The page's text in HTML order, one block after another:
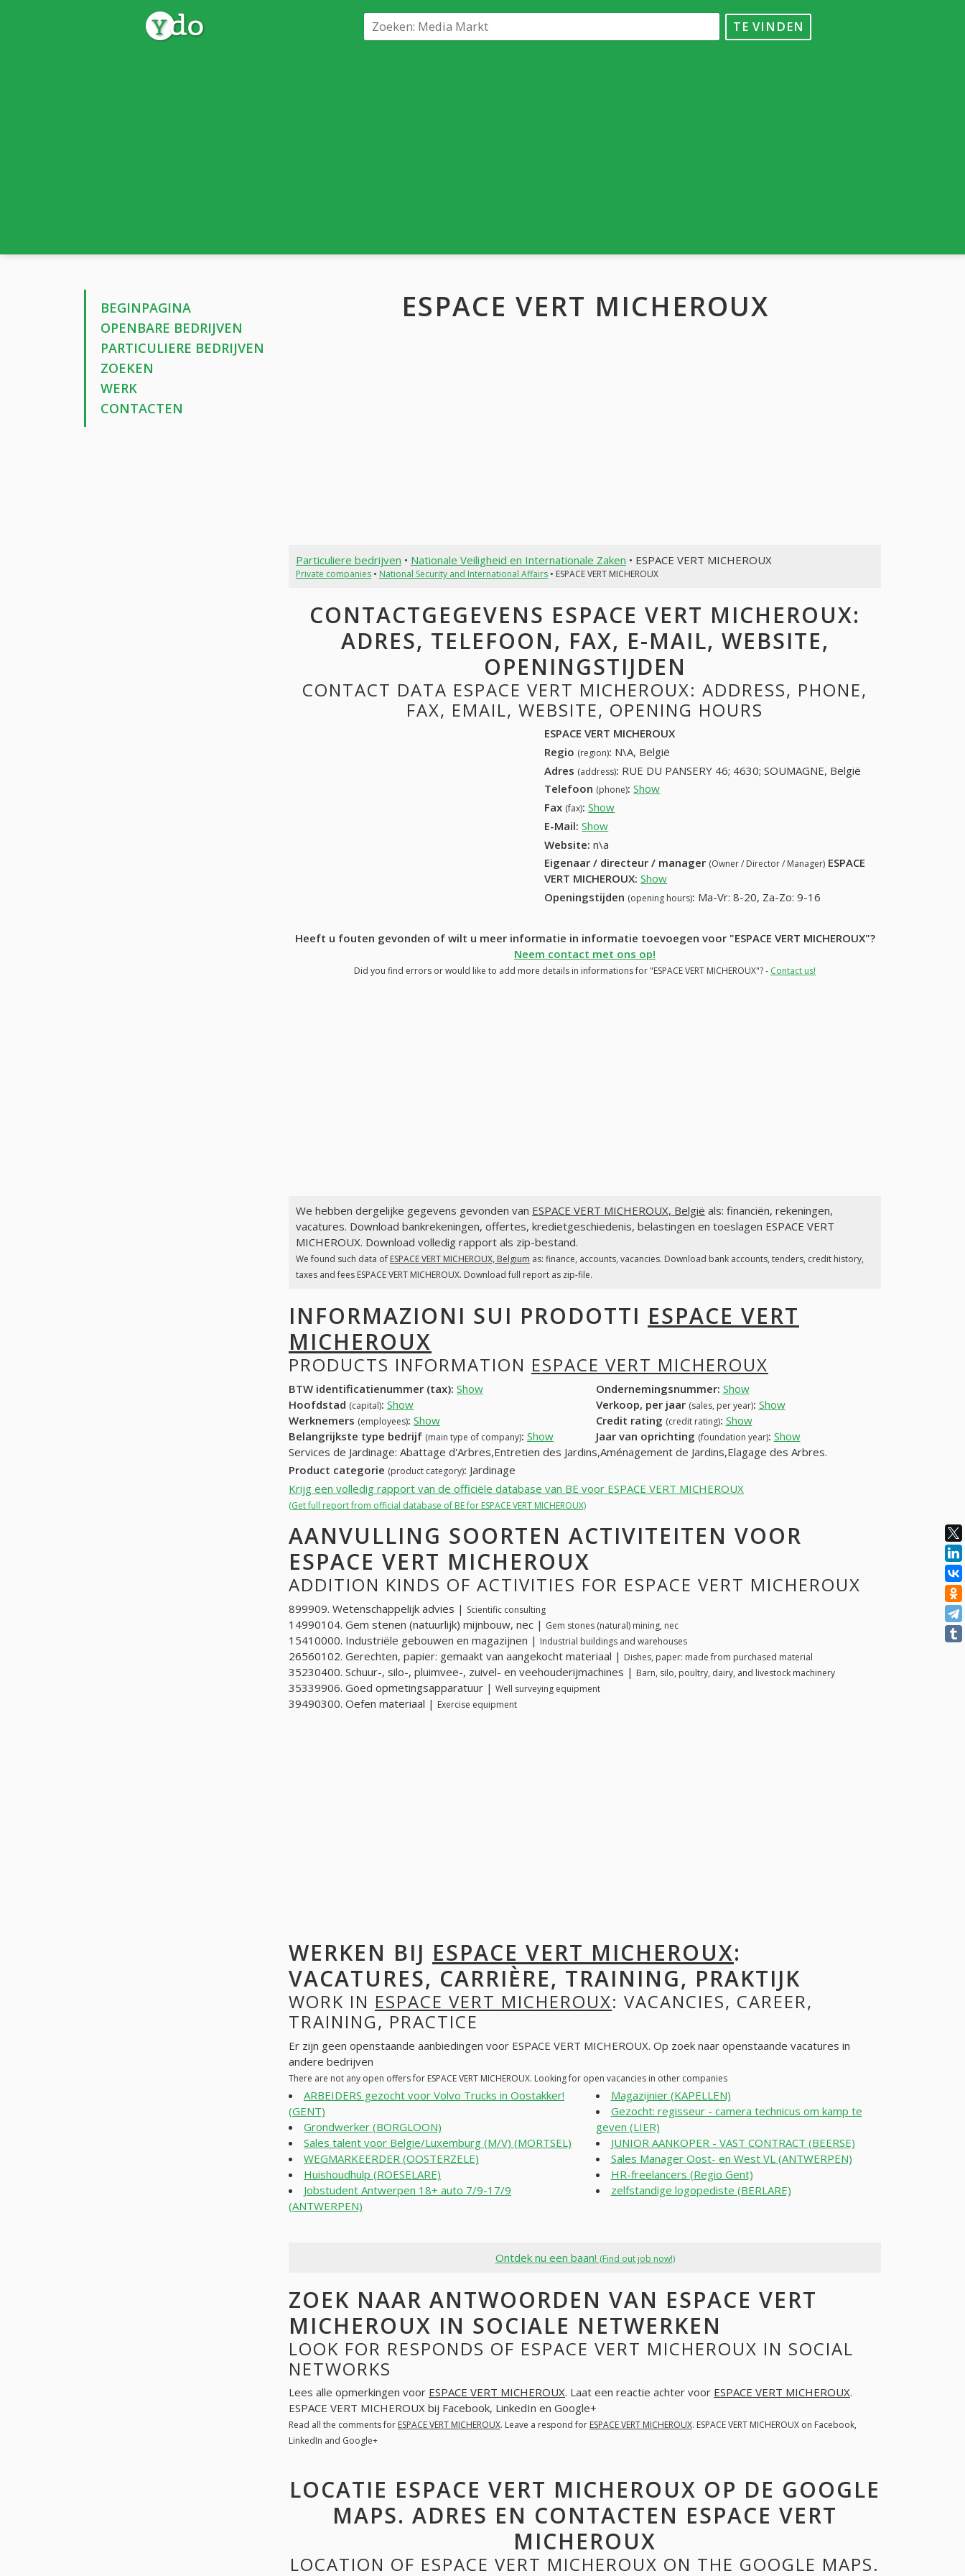
TE VINDEN
BEGINPAGINA
OPENBARE BEDRIJVEN
PARTICULIERE BEDRIJVEN
ZOEKEN
WERK
CONTACTEN
ESPACE VERT MICHEROUX
Particuliere bedrijven • Nationale Veiligheid en Internationale Zaken • ESPACE VERT MICHEROUX
Private companies• National Security and International Affairs• ESPACE VERT MICHEROUX
CONTACTGEGEVENS ESPACE VERT MICHEROUX:
ADRES, TELEFOON, FAX, E-MAIL, WEBSITE,
OPENINGSTIJDEN
CONTACT DATA ESPACE VERT MICHEROUX: ADDRESS, PHONE,
FAX, EMAIL, WEBSITE, OPENING HOURS
ESPACE VERT MICHEROUX
Regio (region): N\A, België
Adres (address): RUE DU PANSERY 46; 4630; SOUMAGNE, België
Telefoon (phone): Show
Fax (fax): Show
E-Mail: Show
Website: n\a
Eigenaar / directeur / manager (Owner / Director / Manager) ESPACE
VERT MICHEROUX: Show
Openingstijden (opening hours): Ma-Vr: 8-20, Za-Zo: 9-16
Heeft u fouten gevonden of wilt u meer informatie in informatie toevoegen voor "ESPACE VERT MICHEROUX"?
Neem contact met ons op!
Did you find errors or would like to add more details in informations for "ESPACE VERT MICHEROUX"? - Contact us!
We hebben dergelijke gegevens gevonden van ESPACE VERT MICHEROUX, België als: financiën, rekeningen,
vacatures. Download bankrekeningen, offertes, kredietgeschiedenis, belastingen en toeslagen ESPACE VERT
MICHEROUX. Download volledig rapport als zip-bestand.
We found such data of ESPACE VERT MICHEROUX, Belgium as: finance, accounts, vacancies. Download bank accounts, tenders, credit history,
taxes and fees ESPACE VERT MICHEROUX. Download full report as zip-file.
INFORMAZIONI SUI PRODOTTI ESPACE VERT
MICHEROUX
PRODUCTS INFORMATION ESPACE VERT MICHEROUX
BTW identificatienummer (tax): Show Ondernemingsnummer: Show
Hoofdstad (capital): Show Verkoop, per jaar (sales, per year): Show
Werknemers (employees): Show Credit rating (credit rating): Show
Belangrijkste type bedrijf (main type of company): Show Jaar van oprichting (foundation year): Show
Services de Jardinage: Abattage d'Arbres,Entretien des Jardins,Aménagement de Jardins,Elagage des Arbres.
Product categorie (product category): Jardinage
Krijg een volledig rapport van de officiële database van BE voor ESPACE VERT MICHEROUX
(Get full report from official database of BE for ESPACE VERT MICHEROUX)
AANVULLING SOORTEN ACTIVITEITEN VOOR
ESPACE VERT MICHEROUX
ADDITION KINDS OF ACTIVITIES FOR ESPACE VERT MICHEROUX
899909. Wetenschappelijk advies | Scientific consulting
14990104. Gem stenen (natuurlijk) mijnbouw, nec | Gem stones (natural) mining, nec
15410000. Industriële gebouwen en magazijnen | Industrial buildings and warehouses
26560102. Gerechten, papier: gemaakt van aangekocht materiaal | Dishes, paper: made from purchased material
35230400. Schuur-, silo-, pluimvee-, zuivel- en veehouderijmachines | Barn, silo, poultry, dairy, and livestock machinery
35339906. Goed opmetingsapparatuur | Well surveying equipment
39490300. Oefen materiaal | Exercise equipment
WERKEN BIJ ESPACE VERT MICHEROUX:
VACATURES, CARRIÈRE, TRAINING, PRAKTIJK
WORK IN ESPACE VERT MICHEROUX: VACANCIES, CAREER,
TRAINING, PRACTICE
Er zijn geen openstaande aanbiedingen voor ESPACE VERT MICHEROUX. Op zoek naar openstaande vacatures in
andere bedrijven
There are not any open offers for ESPACE VERT MICHEROUX. Looking for open vacancies in other companies
ARBEIDERS gezocht voor Volvo Trucks in Oostakker!
(GENT)
Grondwerker (BORGLOON)
Sales talent voor Belgie/Luxemburg (M/V) (MORTSEL)
WEGMARKEERDER (OOSTERZELE)
Huishoudhulp (ROESELARE)
Jobstudent Antwerpen 18+ auto 7/9-17/9
(ANTWERPEN)
Magazijnier (KAPELLEN)
Gezocht: regisseur - camera technicus om kamp te
geven (LIER)
JUNIOR AANKOPER - VAST CONTRACT (BEERSE)
Sales Manager Oost- en West VL (ANTWERPEN)
HR-freelancers (Regio Gent)
zelfstandige logopediste (BERLARE)
Ontdek nu een baan! (Find out job now!)
ZOEK NAAR ANTWOORDEN VAN ESPACE VERT
MICHEROUX IN SOCIALE NETWERKEN
LOOK FOR RESPONDS OF ESPACE VERT MICHEROUX IN SOCIAL
NETWORKS
Lees alle opmerkingen voor ESPACE VERT MICHEROUX. Laat een reactie achter voor ESPACE VERT MICHEROUX.
ESPACE VERT MICHEROUX bij Facebook, LinkedIn en Google+
Read all the comments for ESPACE VERT MICHEROUX. Leave a respond for ESPACE VERT MICHEROUX. ESPACE VERT MICHEROUX on Facebook,
LinkedIn and Google+
LOCATIE ESPACE VERT MICHEROUX OP DE GOOGLE
MAPS. ADRES EN CONTACTEN ESPACE VERT
MICHEROUX
LOCATION OF ESPACE VERT MICHEROUX ON THE GOOGLE MAPS.